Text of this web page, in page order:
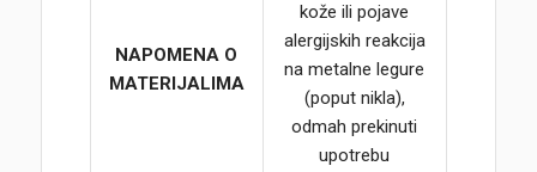
NAPOMENA O
MATERIJALIMA
kože ili pojave
alergijskih reakcija
na metalne legure
(poput nikla),
odmah prekinuti
upotrebu